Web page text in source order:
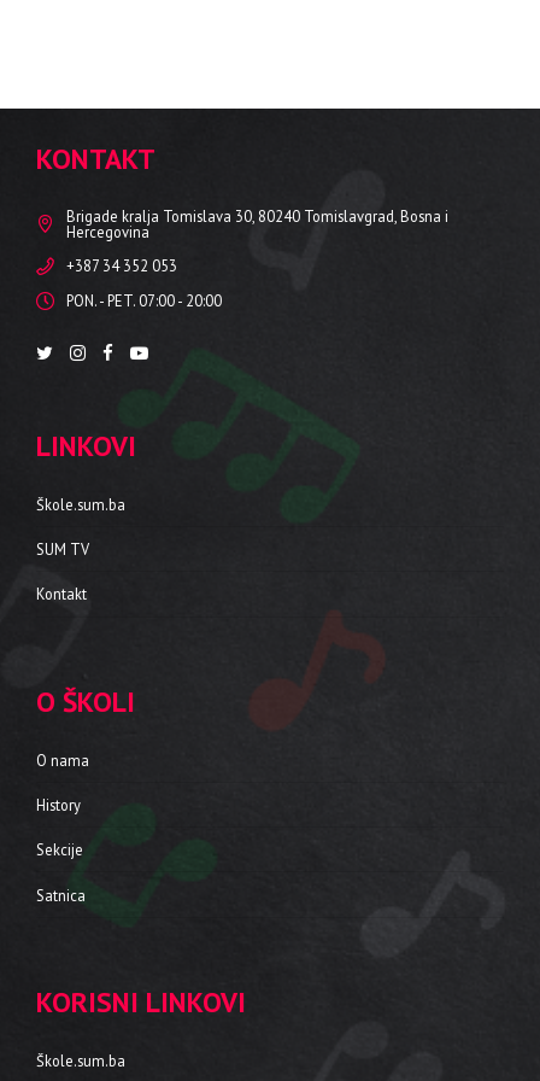
KONTAKT
Brigade kralja Tomislava 30, 80240 Tomislavgrad, Bosna i
Hercegovina
+387 34 352 053
PON. - PET. 07:00 - 20:00
LINKOVI
Škole.sum.ba
SUM TV
Kontakt
O ŠKOLI
O nama
History
Sekcije
Satnica
KORISNI LINKOVI
Škole.sum.ba